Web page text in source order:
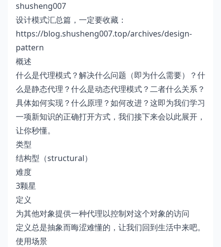
shusheng007
设计模式汇总篇，一定要收藏：
https://blog.shusheng007.top/archives/design-
pattern
概述
什么是代理模式？解决什么问题（即为什么需要）？什
么是静态代理？什么是动态代理模式？二者什么关系？
具体如何实现？什么原理？如何改进？这即为我们学习
一项新知识的正确打开方式，我们接下来会以此展开，
让你秒懂。
类型
结构型（structural）
难度
3颗星
定义
为其他对象提供一种代理以控制对这个对象的访问
定义总是抽象而晦涩难懂的，让我们回到生活中来吧。
使用场景